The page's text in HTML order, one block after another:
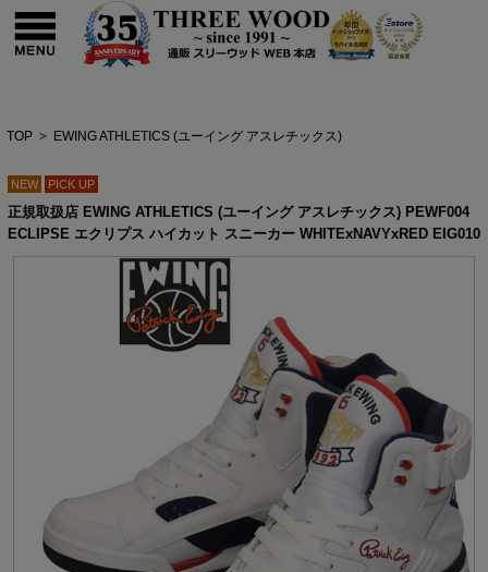
TOP > EWING ATHLETICS (ユーイング アスレチックス)
NEW PICK UP
正規取扱店 EWING ATHLETICS (ユーイング アスレチックス) PEWF004
ECLIPSE エクリプス ハイカット スニーカー WHITExNAVYxRED EIG010